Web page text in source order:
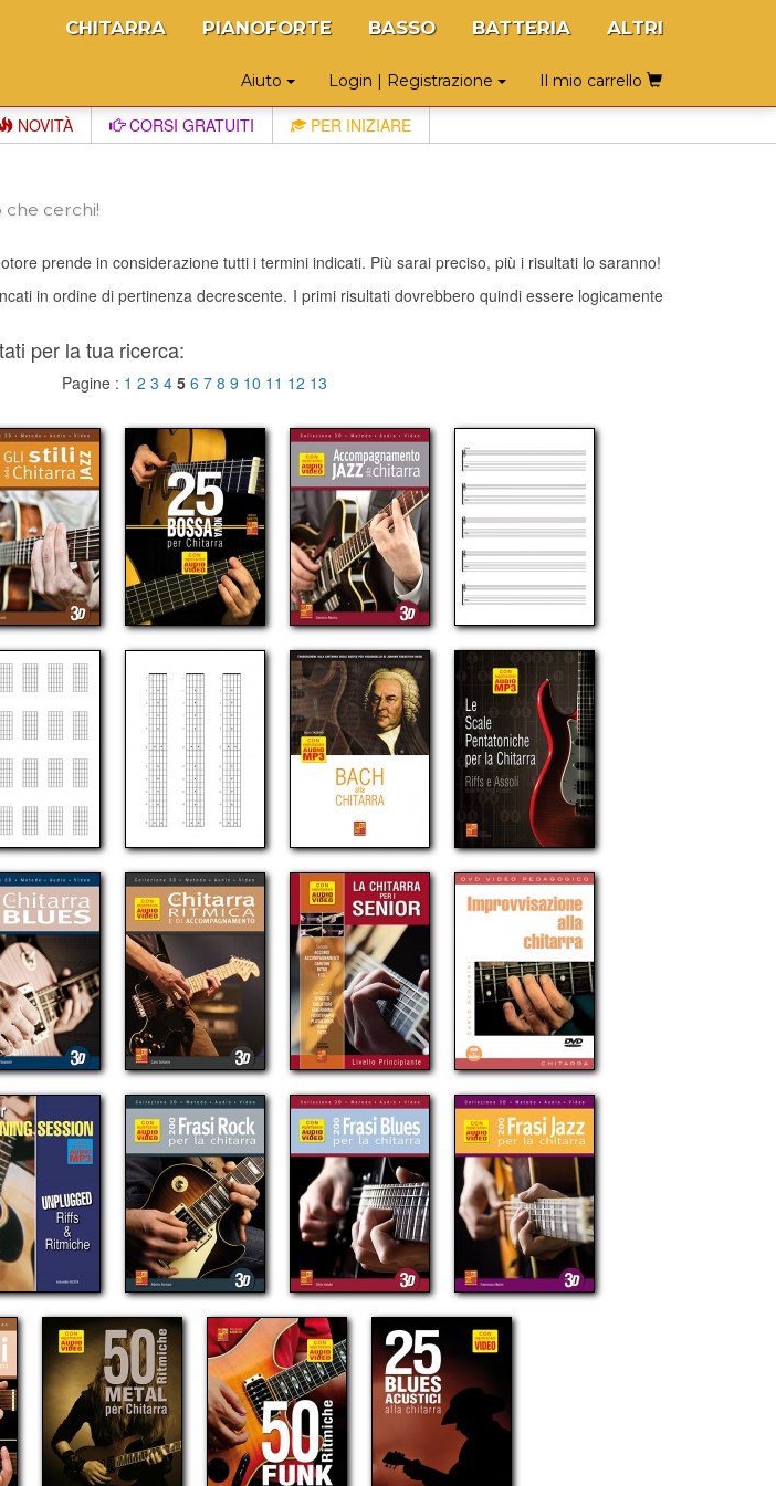
CHITARRA PIANOFORTE BASSO BATTERIA ALTRI
Aiuto Login | Registrazione Il mio carrello
NOVITÀ CORSI GRATUITI PER INIZIARE
cerchi!
prende in considerazione tutti i termini indicati. Più sarai preciso, più i risultati lo saranno!
in ordine di pertinenza decrescente. I primi risultati dovrebbero quindi essere logicamente
per la tua ricerca:
Pagine : 1 2 3 4 5 6 7 8 9 10 11 12 13